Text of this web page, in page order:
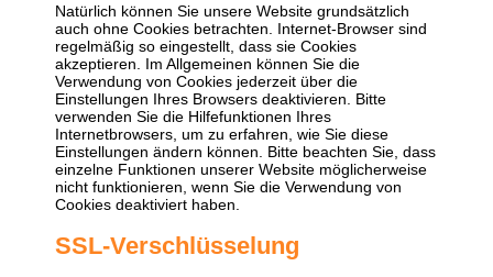
Natürlich können Sie unsere Website grundsätzlich
auch ohne Cookies betrachten. Internet-Browser sind
regelmäßig so eingestellt, dass sie Cookies
akzeptieren. Im Allgemeinen können Sie die
Verwendung von Cookies jederzeit über die
Einstellungen Ihres Browsers deaktivieren. Bitte
verwenden Sie die Hilfefunktionen Ihres
Internetbrowsers, um zu erfahren, wie Sie diese
Einstellungen ändern können. Bitte beachten Sie, dass
einzelne Funktionen unserer Website möglicherweise
nicht funktionieren, wenn Sie die Verwendung von
Cookies deaktiviert haben.
SSL-Verschlüsselung